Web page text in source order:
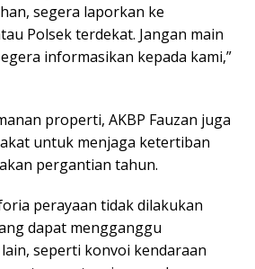
segera laporkan ke
Polsek terdekat. Jangan main
informasikan kepada kami,”
properti, AKBP Fauzan juga
untuk menjaga ketertiban
pergantian tahun.
perayaan tidak dilakukan
dapat mengganggu
seperti konvoi kendaraan